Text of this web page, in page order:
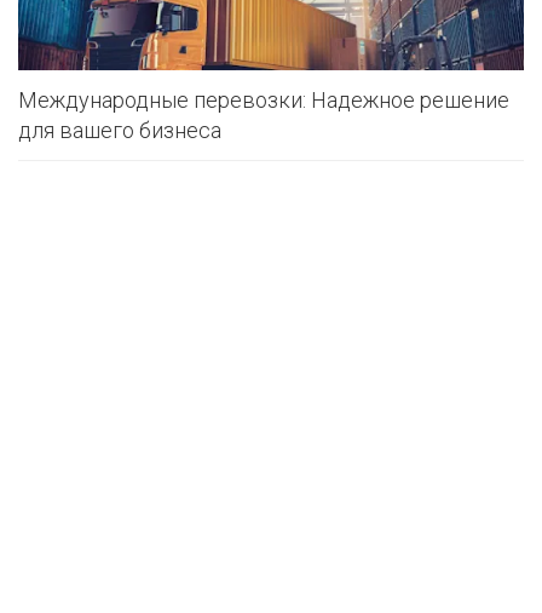
Международные перевозки: Надежное решение
для вашего бизнеса